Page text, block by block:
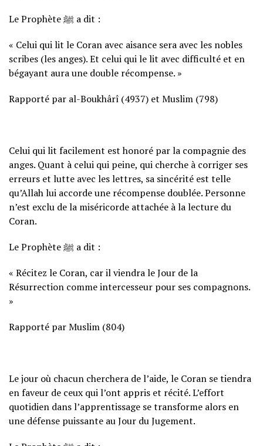
Le Prophète ﷺ a dit :
« Celui qui lit le Coran avec aisance sera avec les nobles
scribes (les anges). Et celui qui le lit avec difficulté et en
bégayant aura une double récompense. »
Rapporté par al-Boukhârî (4937) et Muslim (798)
Celui qui lit facilement est honoré par la compagnie des
anges. Quant à celui qui peine, qui cherche à corriger ses
erreurs et lutte avec les lettres, sa sincérité est telle
qu’Allah lui accorde une récompense doublée. Personne
n’est exclu de la miséricorde attachée à la lecture du
Coran.
Le Prophète ﷺ a dit :
« Récitez le Coran, car il viendra le Jour de la
Résurrection comme intercesseur pour ses compagnons.
»
Rapporté par Muslim (804)
Le jour où chacun cherchera de l’aide, le Coran se tiendra
en faveur de ceux qui l’ont appris et récité. L’effort
quotidien dans l’apprentissage se transforme alors en
une défense puissante au Jour du Jugement.